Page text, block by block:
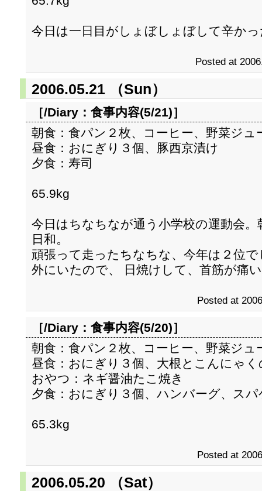
今日は一日目がしょぼしょぼして辛か
Posted at
2006.05.21 （Sun）
［/Diary： 食事内容(5/21)］
朝食：食パン２枚、コーヒー、野菜ジュ
昼食：おにぎり３個、豚西京漬け
夕食：寿司
65.9kg
今日はちなちなが通う小学校の運動会
日和。
頑張って走ったちなちな、今年は２位
外にいたので、 日焼けして、首筋が痛
Posted at
［/Diary： 食事内容(5/20)］
朝食：食パン２枚、コーヒー、野菜ジュ
昼食：おにぎり３個、大根とこんにゃ
おやつ：ネギ醤油たこ焼き
夕食：おにぎり３個、ハンバーグ、ス
65.3kg
Posted at
2006.05.20 （Sat）